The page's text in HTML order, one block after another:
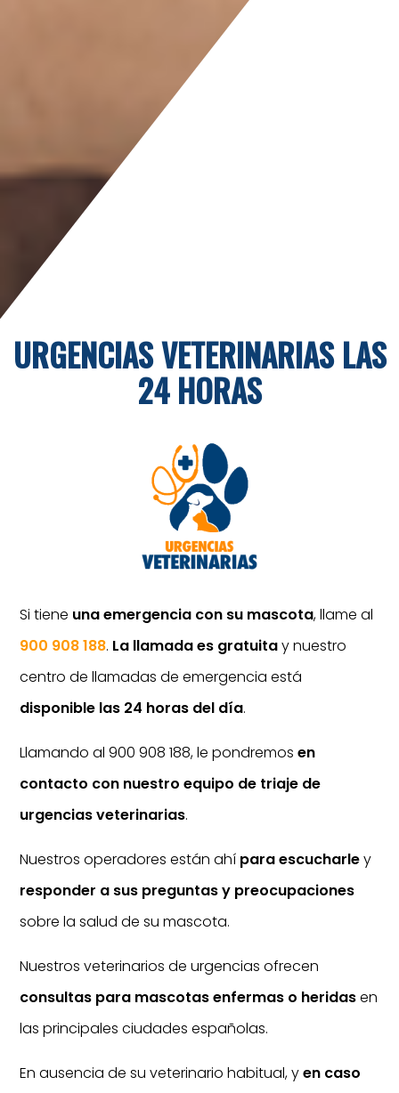
URGENCIAS VETERINARIAS LAS
24 HORAS
Si tiene una emergencia con su mascota, llame al
900 908 188. La llamada es gratuitay nuestro
centro de llamadas de emergencia está
disponible las 24 horas del día.
Llamando al 900 908 188, le pondremosen
contacto con nuestro equipo de triaje de
urgencias veterinarias.
Nuestros operadores están ahí para escucharley
responder a sus preguntas y preocupaciones
sobre la salud de su mascota.
Nuestros veterinarios de urgencias ofrecen
consultas para mascotas enfermas o heridasen
las principales ciudades españolas.
En ausencia de su veterinario habitual, yen caso